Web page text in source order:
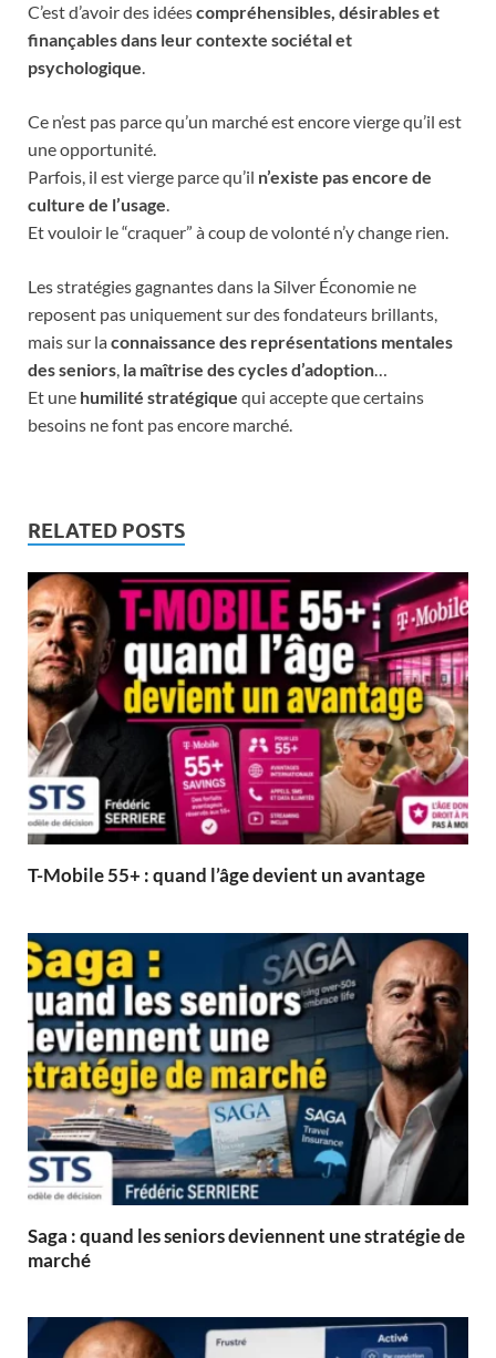
C’est d’avoir des idéescompréhensibles, désirables et
finançables dans leur contexte sociétal et
psychologique.
Ce n’est pas parce qu’un marché est encore vierge qu’il est
une opportunité.
Parfois, il est vierge parce qu’il n’existe pas encore de
culture de l’usage.
Et vouloir le “craquer” à coup de volonté n’y change rien.
Les stratégies gagnantes dans la Silver Économie ne
reposent pas uniquement sur des fondateurs brillants,
mais sur laconnaissance des représentations mentales
des seniors, la maîtrise des cycles d’adoption…
Et une humilité stratégique qui accepte que certains
besoins ne font pas encore marché.
RELATED POSTS
T-Mobile 55+ : quand l’âge devient un avantage
Saga : quand les seniors deviennent une stratégie de
marché